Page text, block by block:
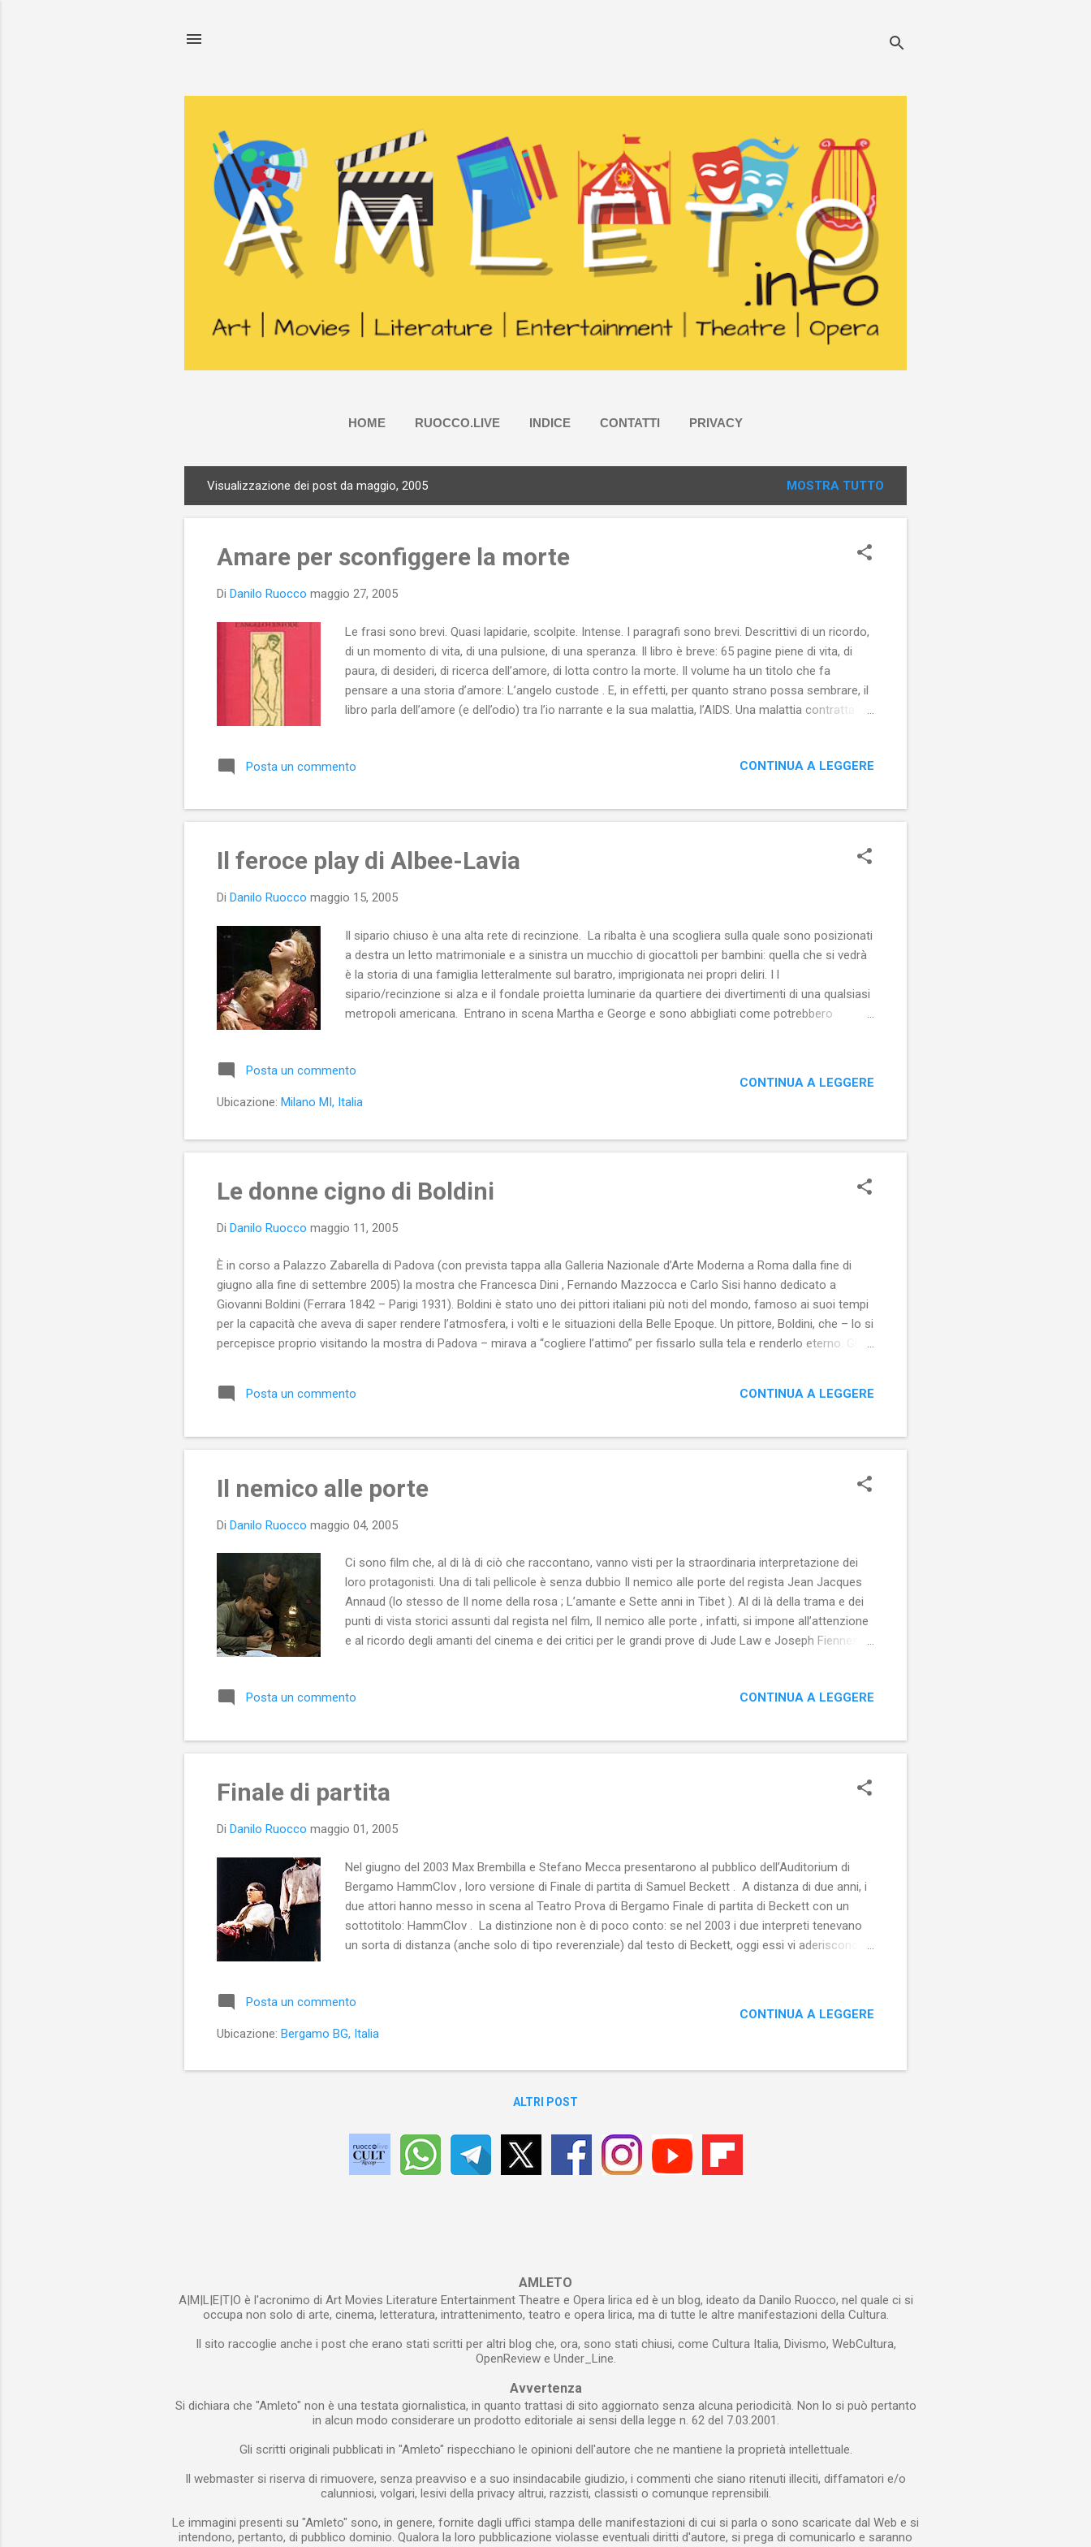
HOME RUOCCO.LIVE INDICE CONTATTI PRIVACY
o
Visualizzazione dei post da maggio, 2005 MOSTRA TUTTO
Amare per sconfiggere la morte
Di Danilo Ruocco maggio 27, 2005
Le frasi sono brevi. Quasi lapidarie, scolpite. Intense. I paragrafi sono brevi. Descrittivi di un ricordo,
di un momento di vita, di una pulsione, di una speranza. Il libro è breve: 65 pagine piene di vita, di
paura, di desideri, di ricerca dell’amore, di lotta contro la morte. Il volume ha un titolo che fa
pensare a una storia d’amore: L’angelo custode . E, in effetti, per quanto strano possa sembrare, il
libro parla dell’amore (e dell’odio) tra l’io narrante e la sua malattia, l’AIDS. Una malattia contratta nel
dialogo con il virus, con se stesso, con gli altri. Un dialogo che non ha soluzione di continuità,
virus, quando a se stesso e quando agli a...
Posta un commento CONTINUA A LEGGERE
Il feroce play di Albee-Lavia
Di Danilo Ruocco maggio 15, 2005
Il sipario chiuso è una alta rete di recinzione. La ribalta è una scogliera sulla quale sono posizionati
a destra un letto matrimoniale e a sinistra un mucchio di giocattoli per bambini: quella che si vedrà
è la storia di una famiglia letteralmente sul baratro, imprigionata nei propri deliri. I l
sipario/recinzione si alza e il fondale proietta luminarie da quartiere dei divertimenti di una qualsiasi
metropoli americana. Entrano in scena Martha e George e sono abbigliati come potrebbero
Honey). Le luminarie si spengono e i quattro restano chiusi in un recinto-discarica che rappresenta
la casa dei vecchi coniugi Martha e George. È in questo spazio a metà strada tra il ring e il
palcoscenico che si svolge la recita-gioco al massacro che coinvolge i...
Posta un commento
Ubicazione: Milano MI, Italia
CONTINUA A LEGGERE
Le donne cigno di Boldini
Di Danilo Ruocco maggio 11, 2005
È in corso a Palazzo Zabarella di Padova (con prevista tappa alla Galleria Nazionale d’Arte Moderna a Roma dalla fine di
giugno alla fine di settembre 2005) la mostra che Francesca Dini , Fernando Mazzocca e Carlo Sisi hanno dedicato a
Giovanni Boldini (Ferrara 1842 – Parigi 1931). Boldini è stato uno dei pittori italiani più noti del mondo, famoso ai suoi tempi
per la capacità che aveva di saper rendere l’atmosfera, i volti e le situazioni della Belle Epoque. Un pittore, Boldini, che – lo si
percepisce proprio visitando la mostra di Padova – mirava a “cogliere l’attimo” per fissarlo sulla tela e renderlo eterno. Gli
nascenti metropoli moderne o anche solo atti di tenerezza tra madre e figlio o tra giovani fidanzatini. Ecco allora che i suoi
quadri trasmettono allo spettatore il senso del movimento trattenuto e, inevitabilmente, una blanda sensazione di voyeuri...
Posta un commento CONTINUA A LEGGERE
Il nemico alle porte
Di Danilo Ruocco maggio 04, 2005
Ci sono film che, al di là di ciò che raccontano, vanno visti per la straordinaria interpretazione dei
loro protagonisti. Una di tali pellicole è senza dubbio Il nemico alle porte del regista Jean Jacques
Annaud (lo stesso de Il nome della rosa ; L’amante e Sette anni in Tibet ). Al di là della trama e dei
punti di vista storici assunti dal regista nel film, Il nemico alle porte , infatti, si impone all’attenzione
e al ricordo degli amanti del cinema e dei critici per le grandi prove di Jude Law e Joseph Fiennes e
Jude Law), uno sconosciuto ragazzo degli Urali che, grazie alla sua mira infallibile, viene notato da
un eroe a fini propagandistici: è grazie a lui, infatti, che si...
Posta un commento CONTINUA A LEGGERE
Finale di partita
Di Danilo Ruocco maggio 01, 2005
Nel giugno del 2003 Max Brembilla e Stefano Mecca presentarono al pubblico dell’Auditorium di
Bergamo HammClov , loro versione di Finale di partita di Samuel Beckett . A distanza di due anni, i
due attori hanno messo in scena al Teatro Prova di Bergamo Finale di partita di Beckett con un
sottotitolo: HammClov . La distinzione non è di poco conto: se nel 2003 i due interpreti tenevano
un sorta di distanza (anche solo di tipo reverenziale) dal testo di Beckett, oggi essi vi aderiscono
l’HammClov del sottotitolo, appunto). L’adattamento drammaturgico e la traduzione dalla versione
inglese del testo è di Stefano Mecca e la regia di entrambi gli attori. Il risultato è assai buono e
presenta in scena una coppia di uomini alla resa dei conti, alla fine della loro par...
Posta un commento
Ubicazione: Bergamo BG, Italia
CONTINUA A LEGGERE
ALTRI POST
AMLETO
A|M|L|E|T|O è l'acronimo di Art Movies Literature Entertainment Theatre e Opera lirica ed è un blog, ideato da Danilo Ruocco, nel quale ci si
occupa non solo di arte, cinema, letteratura, intrattenimento, teatro e opera lirica, ma di tutte le altre manifestazioni della Cultura.
Il sito raccoglie anche i post che erano stati scritti per altri blog che, ora, sono stati chiusi, come Cultura Italia, Divismo, WebCultura,
OpenReview e Under_Line.
Avvertenza
Si dichiara che "Amleto" non è una testata giornalistica, in quanto trattasi di sito aggiornato senza alcuna periodicità. Non lo si può pertanto
in alcun modo considerare un prodotto editoriale ai sensi della legge n. 62 del 7.03.2001.
Gli scritti originali pubblicati in "Amleto" rispecchiano le opinioni dell'autore che ne mantiene la proprietà intellettuale.
Il webmaster si riserva di rimuovere, senza preavviso e a suo insindacabile giudizio, i commenti che siano ritenuti illeciti, diffamatori e/o
calunniosi, volgari, lesivi della privacy altrui, razzisti, classisti o comunque reprensibili.
Le immagini presenti su "Amleto" sono, in genere, fornite dagli uffici stampa delle manifestazioni di cui si parla o sono scaricate dal Web e si
intendono, pertanto, di pubblico dominio. Qualora la loro pubblicazione violasse eventuali diritti d'autore, si prega di comunicarlo e saranno